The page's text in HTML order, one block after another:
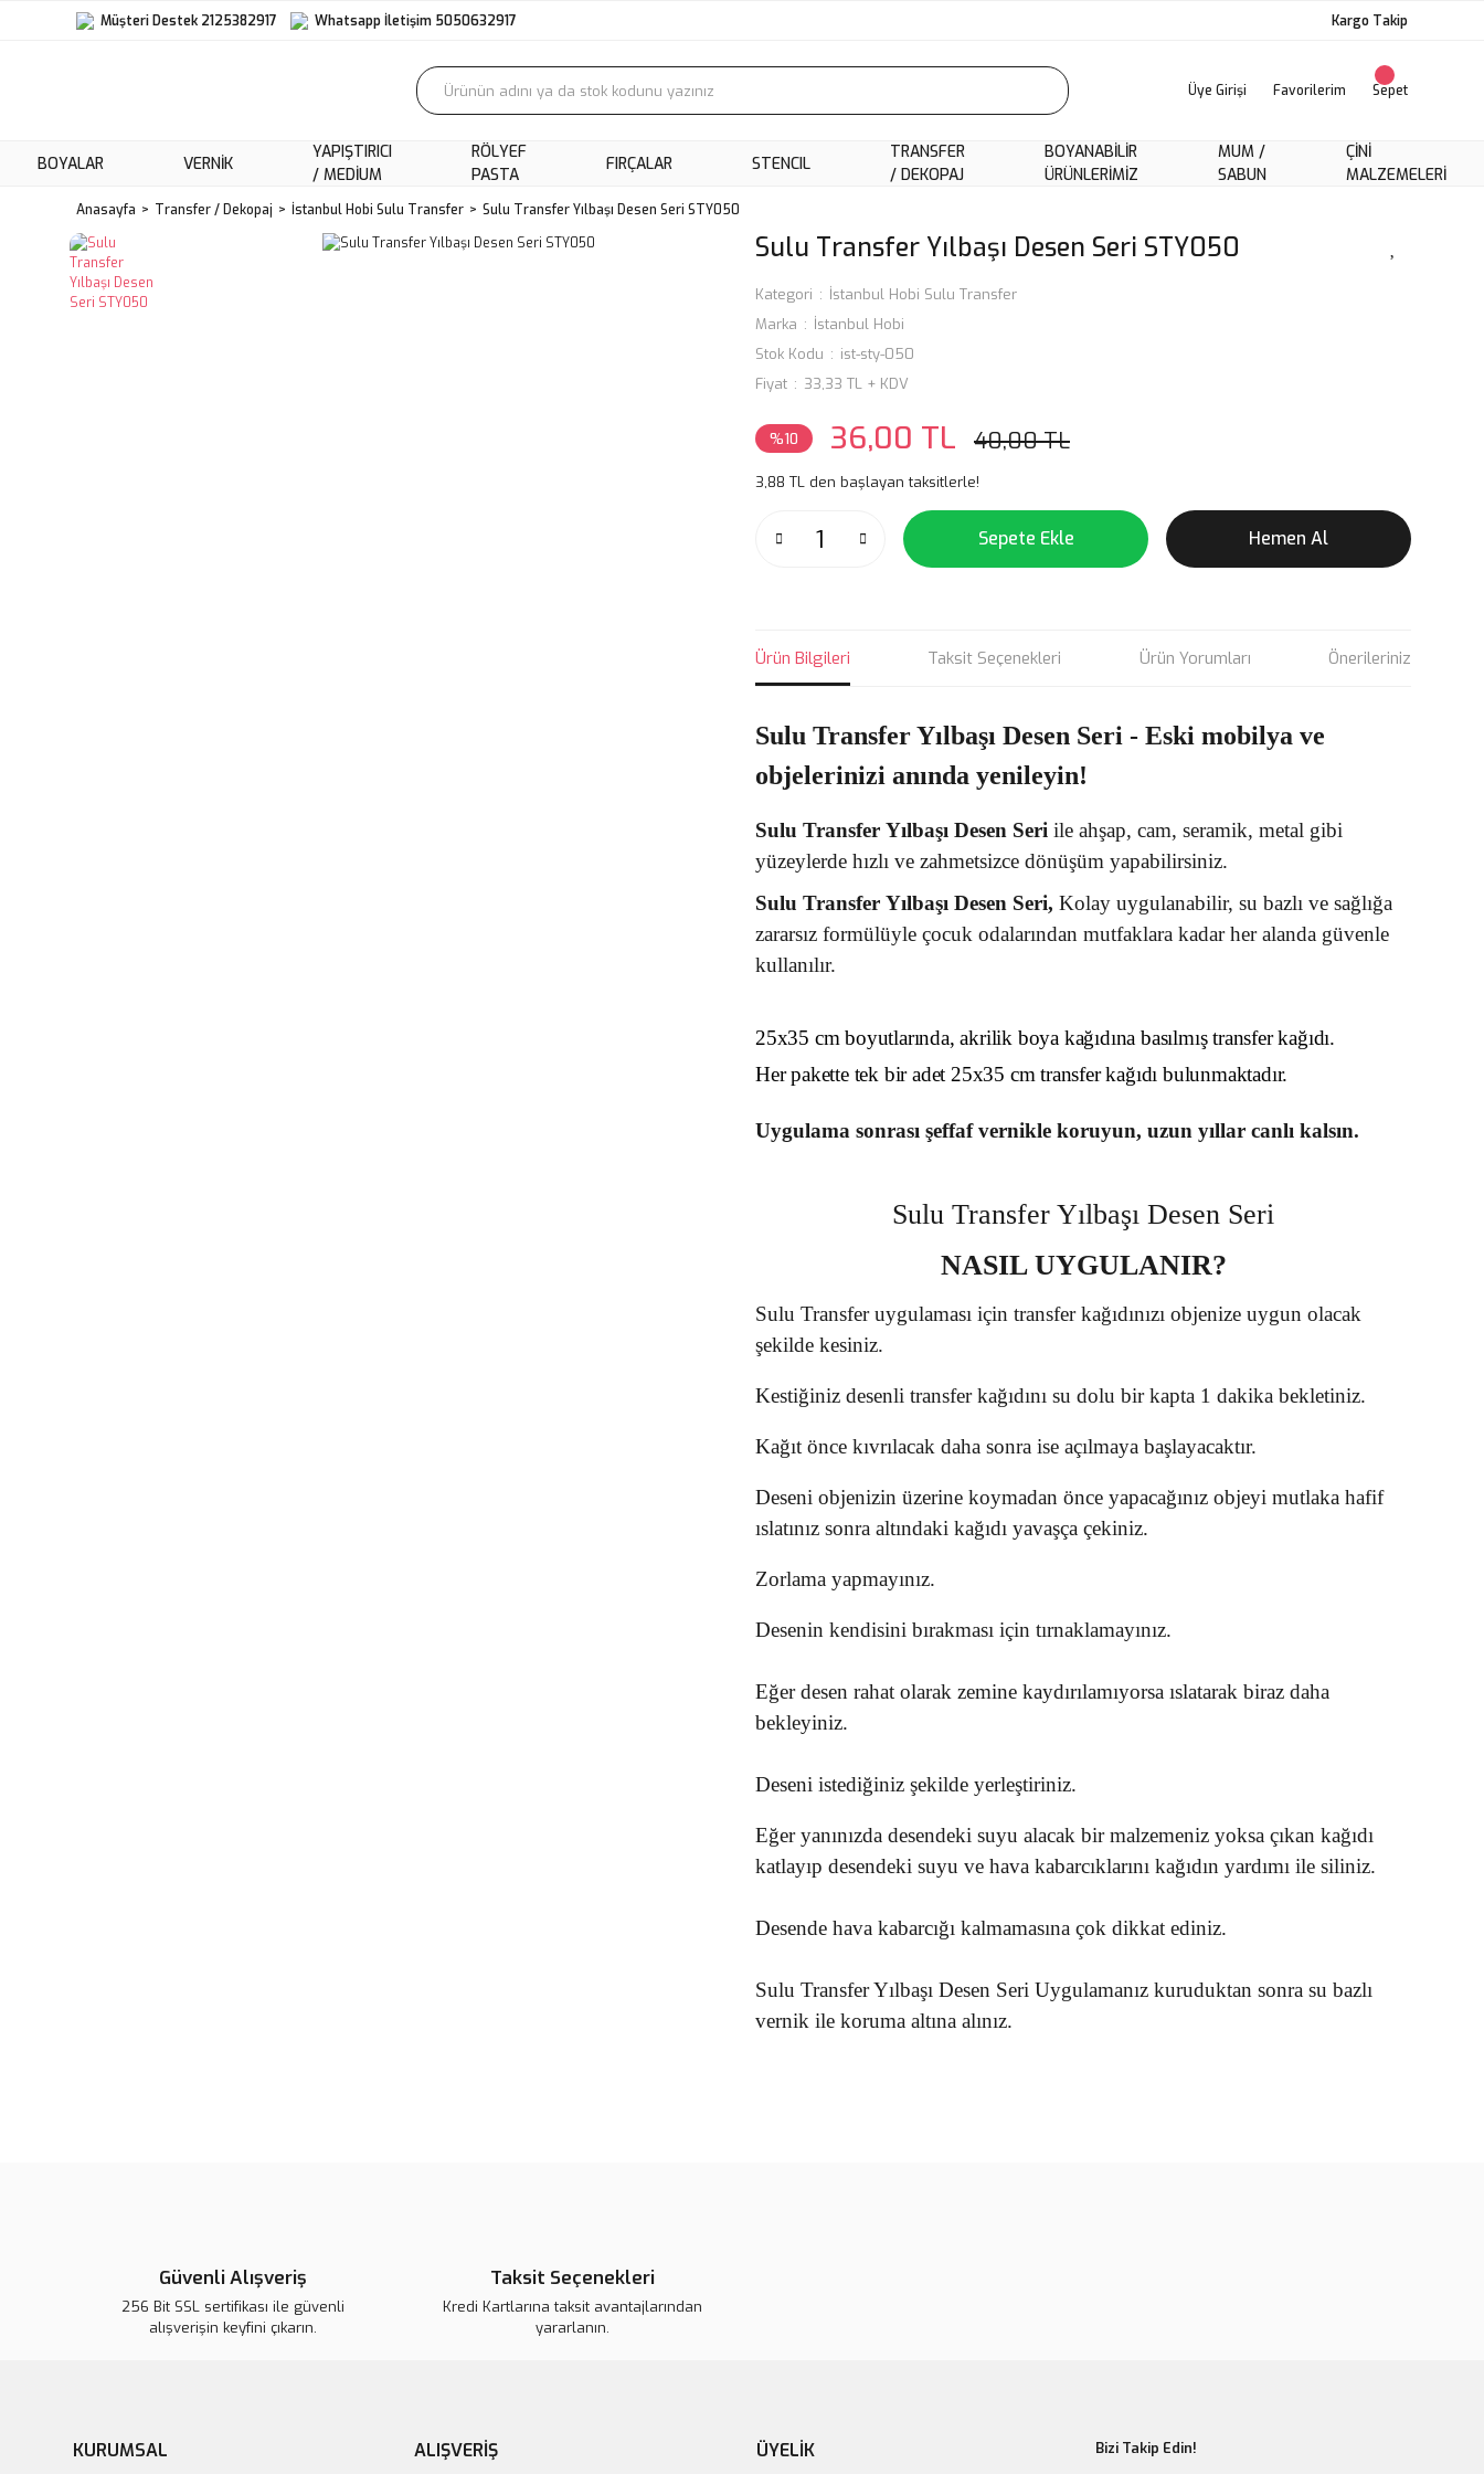
Müşteri Destek 2125382917 Whatsapp İletişim 5050632917 Kargo Takip
Üye Girişi Favorilerim Sepet
BOYALAR VERNIK
YAPIŞTIRICI
/ MEDIUM
RÖLYEF
PASTA
FIRÇALAR STENCIL
TRANSFER
/ DEKOPAJ
BOYANABILIR
ÜRÜNLERIMIZ
MUM /
SABUN
ÇINI
MALZEMELERI
Anasayfa Transfer / Dekopaj İstanbul Hobi Sulu Transfer Sulu Transfer Yılbaşı Desen Seri STY050
Sulu Transfer Yılbaşı Desen Seri STY050
Kategori
İstanbul Hobi Sulu Transfer
Marka
İstanbul Hobi
Stok Kodu
ist-sty-050
Fiyat
33,33 TL + KDV
%10 36,00 TL 40,00 TL
3,88 TL den başlayan taksitlerle!
Sepete Ekle Hemen Al
Ürün Bilgileri Taksit Seçenekleri Ürün Yorumları Önerileriniz
Sulu Transfer Yılbaşı Desen Seri - Eski mobilya ve
objelerinizi anında yenileyin!
Sulu Transfer Yılbaşı Desen Seri ile ahşap, cam, seramik, metal gibi
yüzeylerde hızlı ve zahmetsizce dönüşüm yapabilirsiniz.
Sulu Transfer Yılbaşı Desen Seri, Kolay uygulanabilir, su bazlı ve sağlığa
zararsız formülüyle çocuk odalarından mutfaklara kadar her alanda güvenle
kullanılır.
25x35 cm boyutlarında, akrilik boya kağıdına basılmış transfer kağıdı.
Her pakette tek bir adet 25x35 cm transfer kağıdı bulunmaktadır.
Uygulama sonrası şeffaf vernikle koruyun, uzun yıllar canlı kalsın.
Sulu Transfer Yılbaşı Desen Seri
NASIL UYGULANIR?
Sulu Transfer uygulaması için transfer kağıdınızı objenize uygun olacak
şekilde kesiniz.
Kestiğiniz desenli transfer kağıdını su dolu bir kapta 1 dakika bekletiniz.
Kağıt önce kıvrılacak daha sonra ise açılmaya başlayacaktır.
Deseni objenizin üzerine koymadan önce yapacağınız objeyi mutlaka hafif
ıslatınız sonra altındaki kağıdı yavaşça çekiniz.
Zorlama yapmayınız.
Desenin kendisini bırakması için tırnaklamayınız.
Eğer desen rahat olarak zemine kaydırılamıyorsa ıslatarak biraz daha
bekleyiniz.
Deseni istediğiniz şekilde yerleştiriniz.
Eğer yanınızda desendeki suyu alacak bir malzemeniz yoksa çıkan kağıdı
katlayıp desendeki suyu ve hava kabarcıklarını kağıdın yardımı ile siliniz.
Desende hava kabarcığı kalmamasına çok dikkat ediniz.
Sulu Transfer Yılbaşı Desen Seri Uygulamanız kuruduktan sonra su bazlı
vernik ile koruma altına alınız.
Güvenli Alışveriş
256 Bit SSL sertifikası ile güvenli
alışverişin keyfini çıkarın.
Taksit Seçenekleri
Kredi Kartlarına taksit avantajlarından
yararlanın.
KURUMSAL ALIŞVERİŞ ÜYELİK Bizi Takip Edin!